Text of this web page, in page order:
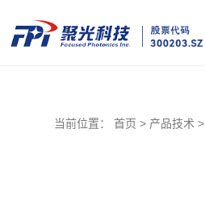
当前位置： 首页 > 产品技术 >